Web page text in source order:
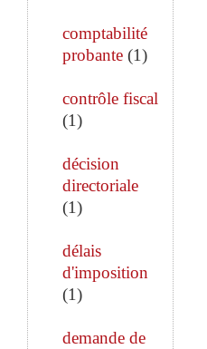
comptabilité
probante (1)
contrôle fiscal
(1)
décision
directoriale
(1)
délais
d'imposition
(1)
demande de